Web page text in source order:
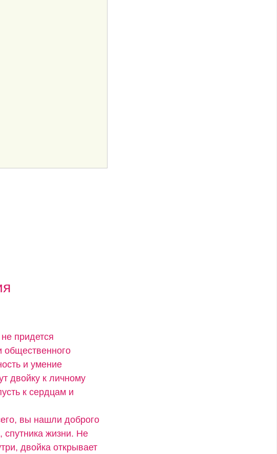
придется
общественного
и умение
двойку к личному
к сердцам и
вы нашли доброго
спутника жизни. Не
двойка открывает